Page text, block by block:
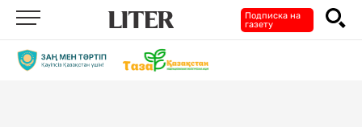
Подписка на
газету